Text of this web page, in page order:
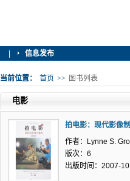
信息发布
当前位置： 首页 >> 图书列表
电影
拍电影：现代影像
作者：Lynne S.
版次：6
出版时间：2007-10